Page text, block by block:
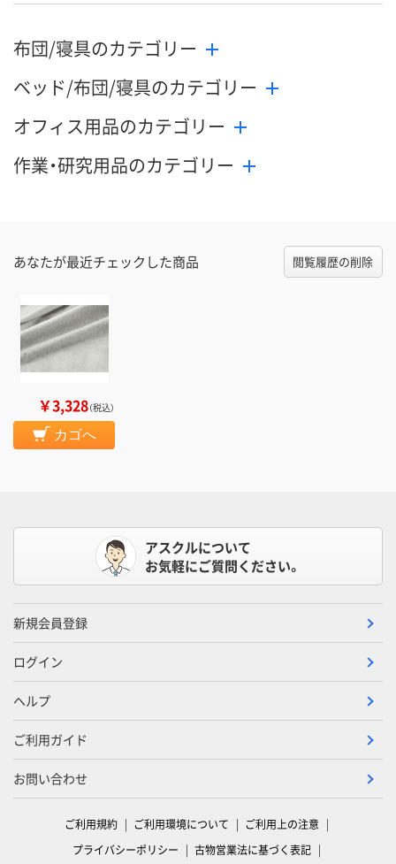
布団/寝具のカテゴリー
ベッド/布団/寝具のカテゴリー
オフィス用品のカテゴリー
作業・研究用品のカテゴリー
あなたが最近チェックした商品 閲覧履歴の削除
￥3,328（税込）
カゴへ
アスクルについて
お気軽にご質問ください。
新規会員登録
ログイン
ヘルプ
ご利用ガイド
お問い合わせ
ご利用規約 ご利用環境について
ご利用上の注意
プライバシーポリシー
古物営業法に基づく表記